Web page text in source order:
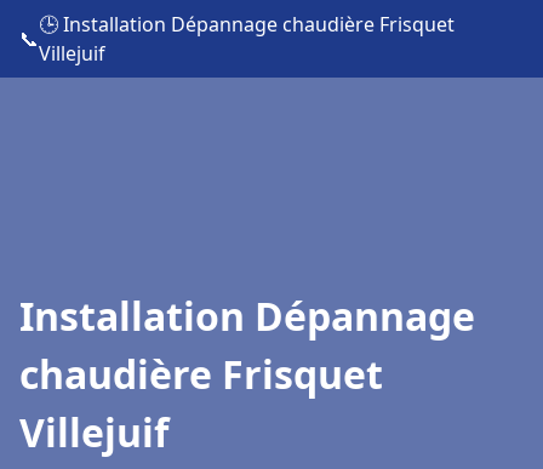
📞
🕒 Installation Dépannage chaudière Frisquet
Villejuif
Installation Dépannage
chaudière Frisquet
Villejuif